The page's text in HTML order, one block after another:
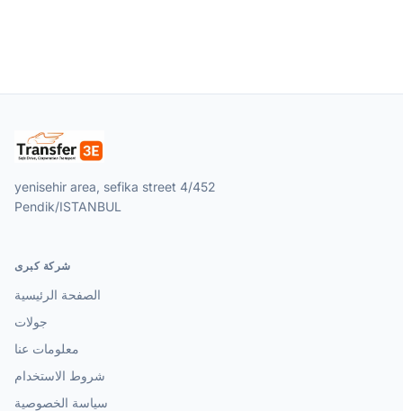
yenisehir area, sefika street 4/452
Pendik/ISTANBUL
شركة كبرى
الصفحة الرئيسية
جولات
معلومات عنا
شروط الاستخدام
سياسة الخصوصية